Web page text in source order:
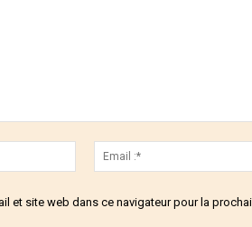
:*
et site web dans ce navigateur pour la